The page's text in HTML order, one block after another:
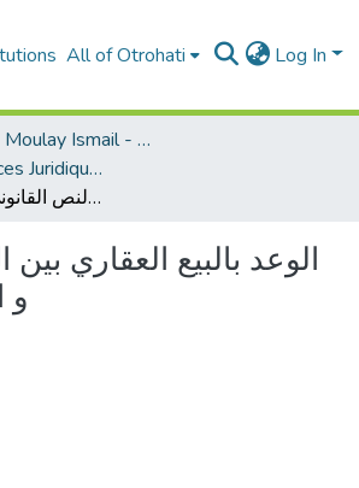
All of Otrohati Log In
Université Moulay Ismail - Meknès
CEDoc en Sciences Juridiques, Economiques, Sociales et de Gestion (CED - SJESG)
الوعد بالبيع العقاري بين النص القانوني و الواقع العملي
الوعد بالبيع العقاري
و